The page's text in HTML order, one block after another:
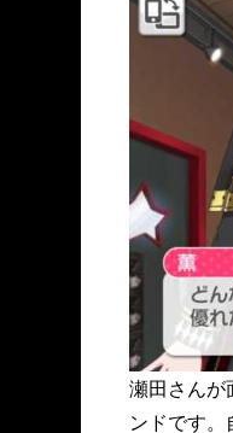
瀬田さんが
ンドです。